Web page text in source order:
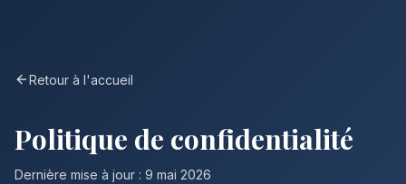
Retour à l'accueil
Politique de confidentialité
Dernière mise à jour : 9 mai 2026